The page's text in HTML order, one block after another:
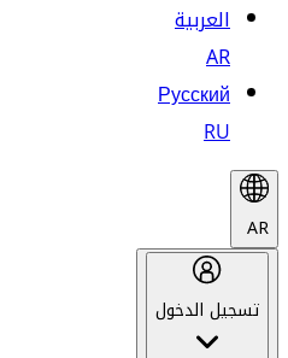
العربية
AR
Русский
RU
AR
تسجيل الدخول